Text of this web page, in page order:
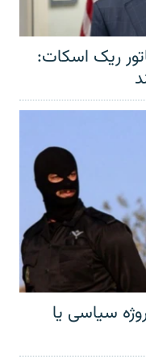
ریک اسکات:
سیاسی یا